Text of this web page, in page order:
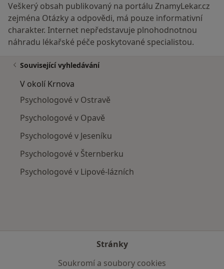
Veškerý obsah publikovaný na portálu ZnamyLekar.cz
zejména Otázky a odpovědi, má pouze informativní
charakter. Internet nepředstavuje plnohodnotnou
náhradu lékařské péče poskytované specialistou.
Související vyhledávání
V okolí Krnova
Psychologové v Ostravě
Psychologové v Opavě
Psychologové v Jeseníku
Psychologové v Šternberku
Psychologové v Lipové-lázních
Stránky
Soukromí a soubory cookies